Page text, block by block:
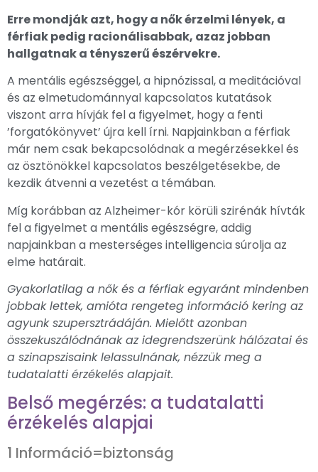
Erre mondják azt, hogy a nők érzelmi lények, a
férfiak pedig racionálisabbak, azaz jobban
hallgatnak a tényszerű észérvekre.
A mentális egészséggel, a hipnózissal, a meditációval
és az elmetudománnyal kapcsolatos kutatások
viszont arra hívják fel a figyelmet, hogy a fenti
’forgatókönyvet’ újra kell írni. Napjainkban a férfiak
már nem csak bekapcsolódnak a megérzésekkel és
az ösztönökkel kapcsolatos beszélgetésekbe, de
kezdik átvenni a vezetést a témában.
Míg korábban az Alzheimer-kór körüli szirénák hívták
fel a figyelmet a mentális egészségre, addig
napjainkban a mesterséges intelligencia súrolja az
elme határait.
Gyakorlatilag a nők és a férfiak egyaránt mindenben
jobbak lettek, amióta rengeteg információ kering az
agyunk szupersztrádáján. Mielőtt azonban
összekuszálódnának az idegrendszerünk hálózatai és
a szinapszisaink lelassulnának, nézzük meg a
tudatalatti érzékelés alapjait.
Belső megérzés: a tudatalatti
érzékelés alapjai
1 Információ=biztonság